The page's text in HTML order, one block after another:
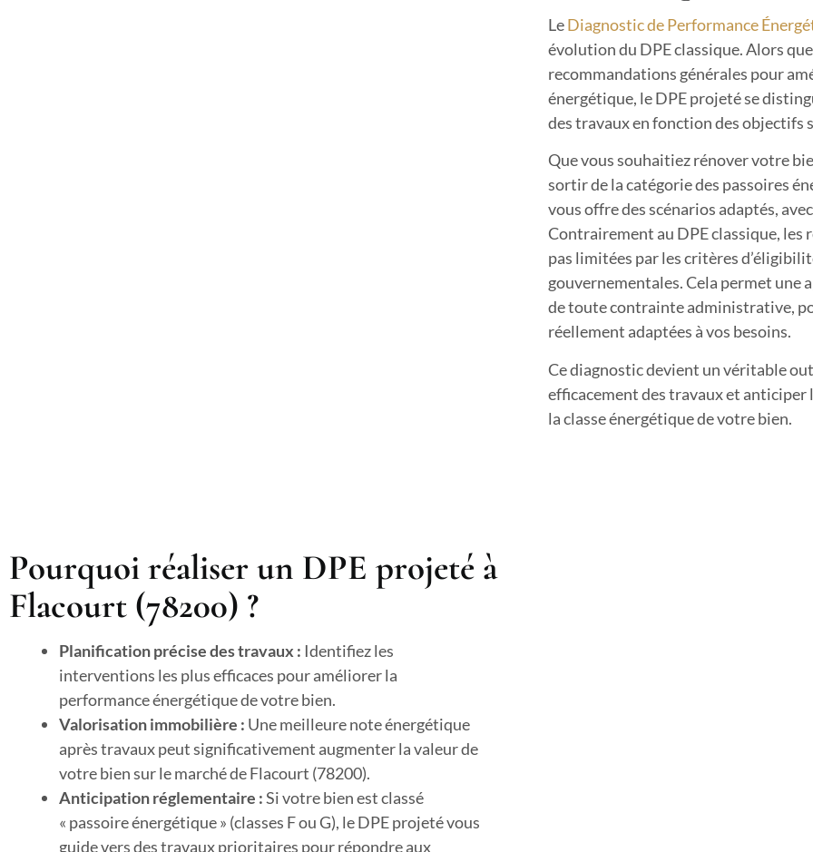
LeDiagnostic de Performance
évolution du DPE classique. Alors
recommandations générales pour
énergétique, le DPE projeté se
des travaux en fonction des objectifs
Que vous souhaitiez rénover votre
sortir de la catégorie des passoires
vous offre des scénarios adaptés,
Contrairement au DPE classique, les
pas limitées par les critères
gouvernementales. Cela permet une
de toute contrainte administrative,
réellement adaptées à vos besoins.
Ce diagnostic devient un véritable
efficacement des travaux et anticiper
la classe énergétique de votre bien.
Pourquoi réaliser un DPE projeté à
Flacourt (78200) ?
Planification précise des travaux : Identifiez les
interventions les plus efficaces pour améliorer la
performance énergétique de votre bien.
Valorisation immobilière : Une meilleure note énergétique
après travaux peut significativement augmenter la valeur de
votre bien sur le marché de Flacourt (78200).
Anticipation réglementaire :Si votre bien est classé
« passoire énergétique » (classes F ou G), le DPE projeté vous
guide vers des travaux prioritaires pour répondre aux